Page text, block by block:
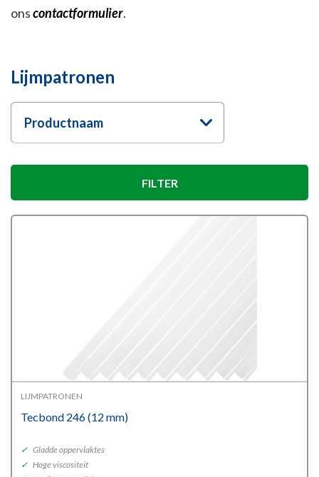
onscontactformulier.
Lijmpatronen
Productnaam
FILTER
LIJMPATRONEN
Tecbond 246 (12 mm)
✓ Gladde oppervlaktes
✓ Hoge viscositeit